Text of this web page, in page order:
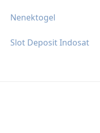
Nenektogel
Slot Deposit Indosat